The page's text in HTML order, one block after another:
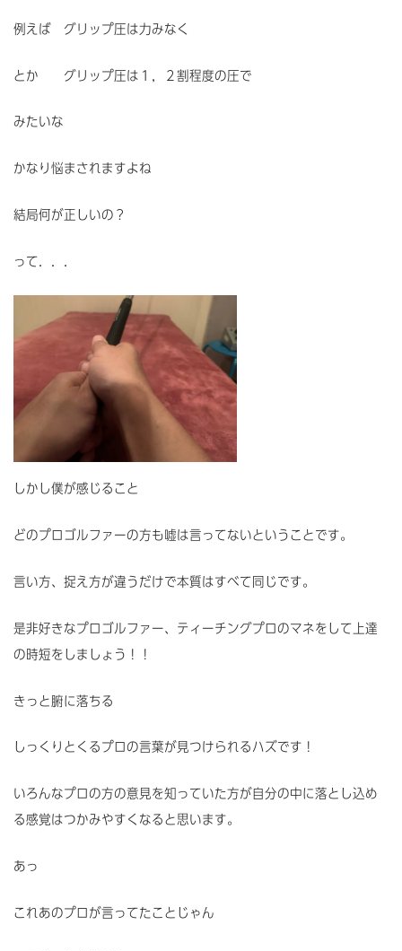
例えば グリップ圧は力みなく
とか グリップ圧は１，２割程度の圧で
みたいな
かなり悩まされますよね
結局何が正しいの？
って．．．
しかし僕が感じること
どのプロゴルファーの方も嘘は言ってないということです。
言い方、捉え方が違うだけで本質はすべて同じです。
是非好きなプロゴルファー、ティーチングプロのマネをして上達
の時短をしましょう！！
きっと腑に落ちる
しっくりとくるプロの言葉が見つけられるハズです！
いろんなプロの方の意見を知っていた方が自分の中に落とし込め
る感覚はつかみやすくなると思います。
あっ
これあのプロが言ってたことじゃん